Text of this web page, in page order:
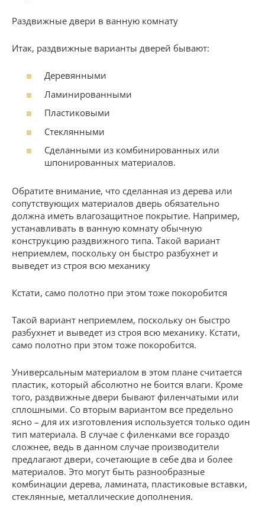
Раздвижные двери в ванную комнату
Итак, раздвижные варианты дверей бывают:
Деревянными
Ламинированными
Пластиковыми
Стеклянными
Сделанными из комбинированных или
шпонированных материалов.
Обратите внимание, что сделанная из дерева или
сопутствующих материалов дверь обязательно
должна иметь влагозащитное покрытие. Например,
устанавливать в ванную комнату обычную
конструкцию раздвижного типа. Такой вариант
неприемлем, поскольку он быстро разбухнет и
выведет из строя всю механику
Кстати, само полотно при этом тоже покоробится
Такой вариант неприемлем, поскольку он быстро
разбухнет и выведет из строя всю механику. Кстати,
само полотно при этом тоже покоробится.
Универсальным материалом в этом плане считается
пластик, который абсолютно не боится влаги. Кроме
того, раздвижные двери бывают филенчатыми или
сплошными. Со вторым вариантом все предельно
ясно – для их изготовления используется только один
тип материала. В случае с филенками все гораздо
сложнее, ведь в данном случае производители
предлагают двери, сочетающие в себе два и более
материалов. Это могут быть разнообразные
комбинации дерева, ламината, пластиковые вставки,
стеклянные, металлические дополнения.